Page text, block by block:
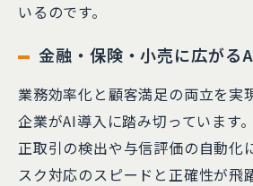
いるのです。​
金融・保険・小売に広がる
業務効率化と顧客満足の両立を実
企業がAI導入に踏み切っています
正取引の検出や与信評価の自動化
スク対応のスピードと正確性が飛